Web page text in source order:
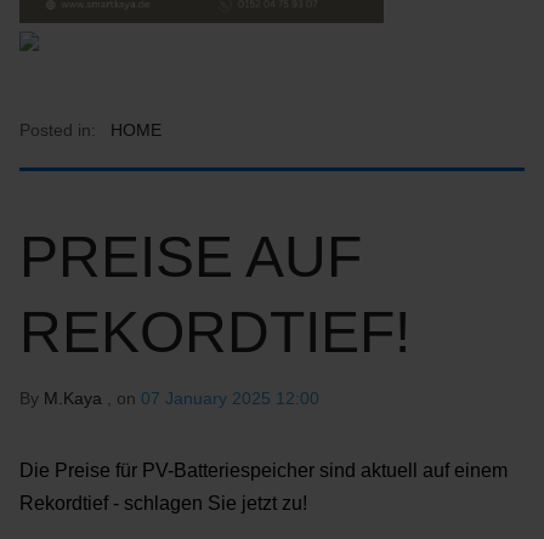
Posted in: HOME
PREISE AUF
REKORDTIEF!
By M.Kaya , on 07 January 2025 12:00
Die Preise für PV-Batteriespeicher sind aktuell auf einem
Rekordtief - schlagen Sie jetzt zu!